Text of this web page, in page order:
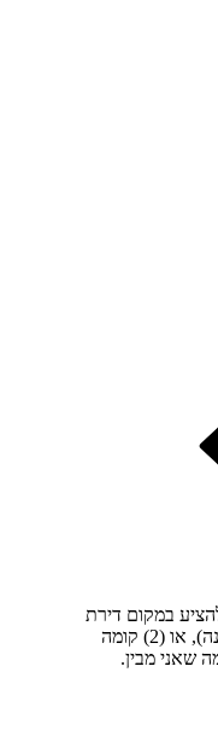
בינוי הקבלן יכול או (1) להציע במקום דירת
קרקע עם גינה (כי בד״כ עושים עם גינה), או (2) קומה
שאני מבין.